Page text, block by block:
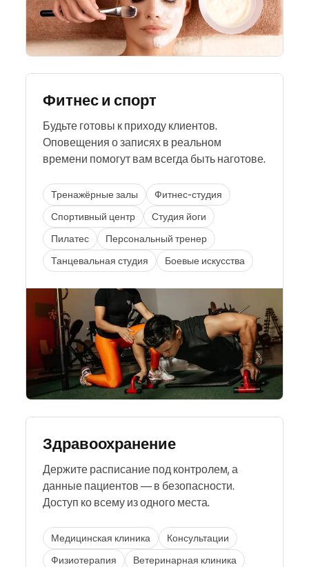
Фитнес и спорт
Будьте готовы к приходу клиентов.
Оповещения о записях в реальном
времени помогут вам всегда быть наготове.
Тренажёрные залы
Фитнес-студия
Спортивный центр
Студия йоги
Пилатес
Персональный тренер
Танцевальная студия
Боевые искусства
Здравоохранение
Держите расписание под контролем, а
данные пациентов — в безопасности.
Доступ ко всему из одного места.
Медицинская клиника
Консультации
Физиотерапия
Ветеринарная клиника